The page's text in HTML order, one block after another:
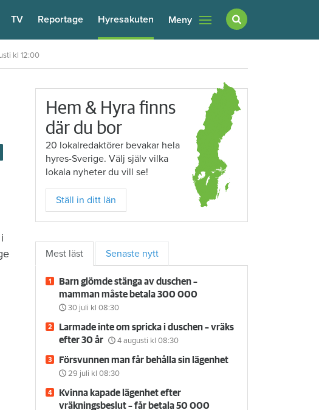
TV Reportage Hyresakuten Meny
kl 12:00
Hem & Hyra finns
där du bor
20 lokalredaktörer bevakar hela
hyres-Sverige. Välj själv vilka
lokala nyheter du vill se!
Ställ in ditt län
Mest läst Senaste nytt
Barn glömde stänga av duschen –
mamman måste betala 300 000
30 juli kl 08:30
Larmade inte om spricka i duschen – vräks
efter 30 år
4 augusti kl 08:30
Försvunnen man får behålla sin lägenhet
29 juli kl 08:30
Kvinna kapade lägenhet efter
vräkningsbeslut – får betala 50 000